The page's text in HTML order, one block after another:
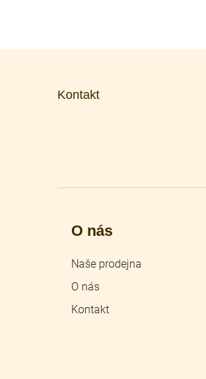
Kontakt
O nás
Naše prodejna
O nás
Kontakt